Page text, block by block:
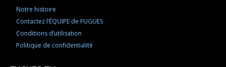
Notre histoire
Contactez l’ÉQUIPE de FUGUES
Conditions d’utilisation
Politique de confidentialité